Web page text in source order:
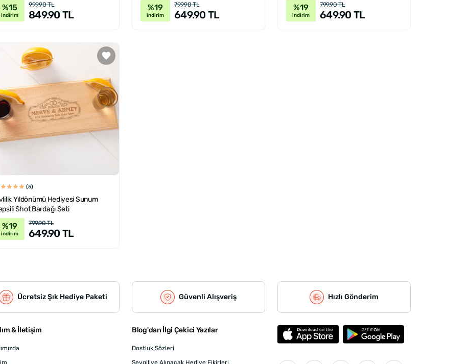
%15
indirim
999.90 TL
849.90 TL
%19
indirim
799.90 TL
649.90 TL
%19
indirim
799.90 TL
649.90 TL
(5)
Yıldönümü Hediyesi Sunum
Shot Bardağı Seti
%19
indirim
799.90 TL
649.90 TL
Ücretsiz Şık Hediye Paketi Güvenli Alışveriş Hızlı Gönderim
& İletişim Blog'dan İlgi Çekici Yazılar
Dostluk Sözleri
Sevgiliye Alınacak Hediye Fikirleri